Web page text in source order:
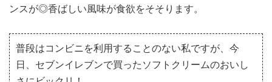
ンスが◎香ばしい風味が食欲をそそります。
普段はコンビニを利用することのない私ですが、今
日、セブンイレブンで買ったソフトクリームのおいし